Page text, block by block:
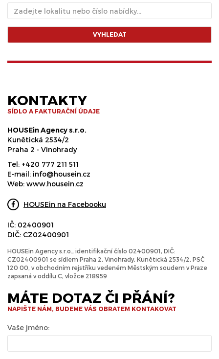
VYHLEDAT
KONTAKTY
SÍDLO A FAKTURAČNÍ ÚDAJE
HOUSEin Agency s.r.o.
Kunětická 2534/2
Praha 2 - Vinohrady
Tel: +420 777 211 511
E-mail: info@housein.cz
Web: www.housein.cz
HOUSEin na Facebooku
IČ: 02400901
DIČ: CZ02400901
HOUSEin Agency s.r.o., identifikační číslo 02400901, DIČ:
CZ02400901 se sídlem Praha 2, Vinohrady, Kunětická 2534/2, PSČ
120 00, v obchodním rejstříku vedeném Městským soudem v Praze
zapsaná v oddílu C, vložce 218959
MÁTE DOTAZ ČI PŘÁNÍ?
NAPIŠTE NÁM, BUDEME VÁS OBRATEM KONTAKOVAT
Vaše jméno: